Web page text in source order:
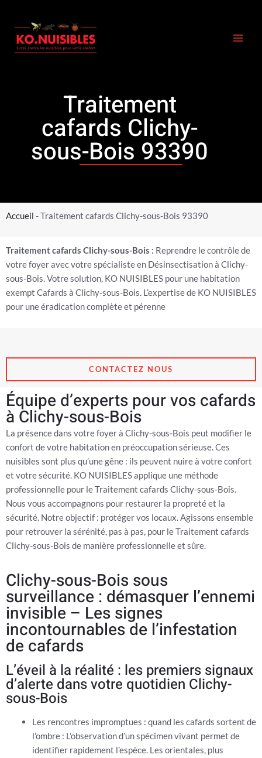
contenu
Traitement
cafards Clichy-
sous-Bois 93390
Accueil -Traitement cafards Clichy-sous-Bois 93390
Traitement cafards Clichy-sous-Bois : Reprendre le contrôle de
votre foyer avec votre spécialiste en Désinsectisation à Clichy-
sous-Bois. Votre solution, KO NUISIBLES pour une habitation
exempt Cafards à Clichy-sous-Bois. L’expertise de KO NUISIBLES
pour une éradication complète et pérenne
CONTACTEZ NOUS
Équipe d’experts pour vos cafards
à Clichy-sous-Bois
La présence dans votre foyer à Clichy-sous-Bois peut modifier le
confort de votre habitation en préoccupation sérieuse. Ces
nuisibles sont plus qu’une gêne : ils peuvent nuire à votre confort
et votre sécurité. KO NUISIBLES applique une méthode
professionnelle pour le Traitement cafards Clichy-sous-Bois.
Nous vous accompagnons pour restaurer la propreté et la
sécurité. Notre objectif : protéger vos locaux. Agissons ensemble
pour retrouver la sérénité, pas à pas, pour le Traitement cafards
Clichy-sous-Bois de manière professionnelle et sûre.
Clichy-sous-Bois sous
surveillance : démasquer l’ennemi
invisible – Les signes
incontournables de l’infestation
de cafards
L’éveil à la réalité : les premiers signaux
d’alerte dans votre quotidien Clichy-
sous-Bois
Les rencontres impromptues : quand les cafards sortent de
l’ombre : L’observation d’un spécimen vivant permet de
identifier rapidement l’espèce. Les orientales, plus